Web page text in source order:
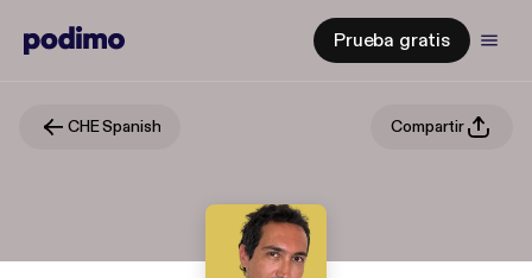
Prueba gratis
CHE Spanish Compartir